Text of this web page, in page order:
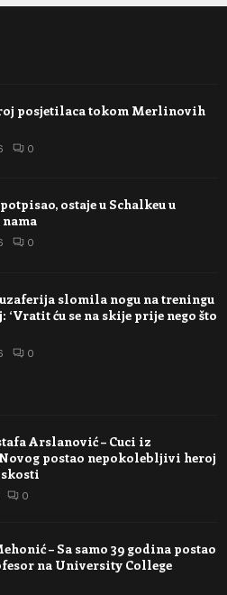
posjetilaca tokom Merlinovih
0
ostaje u Schalkeu u
0
slomila nogu na treningu
‘Vratit ću se na skije prije nego što
0
Arslanović – Cuci iz
postao nepokolebljivi heroj
0
– Sa samo 39 godina postao
na University College